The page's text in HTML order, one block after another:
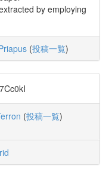
by employing
(投稿一覧)
(投稿一覧)